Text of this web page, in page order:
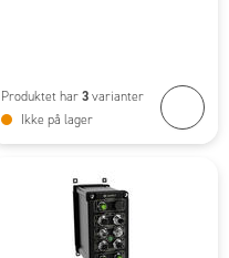
Produktet har 3 varianter
Ikke på lager